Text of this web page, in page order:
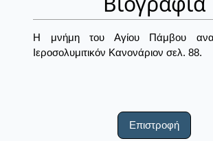
Η μνήμη του Αγίου Πάμβου
Ιεροσολυμιτικόν Κανονάριον σελ. 88.
Επιστροφή